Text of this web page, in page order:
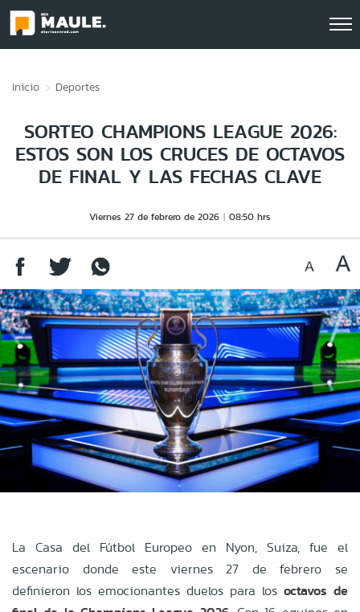
Inicio Deportes
SORTEO CHAMPIONS LEAGUE 2026:
ESTOS SON LOS CRUCES DE OCTAVOS
DE FINAL Y LAS FECHAS CLAVE
Viernes 27 de febrero de 2026 08:50 hrs
La Casa del Fútbol Europeo en Nyon, Suiza, fue el
escenario donde este viernes 27 de febrero se
definieron los emocionantes duelos para los octavos de